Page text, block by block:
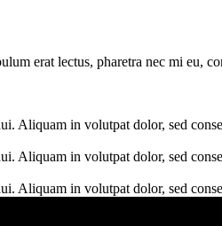
erat lectus, pharetra nec mi eu,
Aliquam in volutpat dolor, sed
Aliquam in volutpat dolor, sed
Aliquam in volutpat dolor, sed